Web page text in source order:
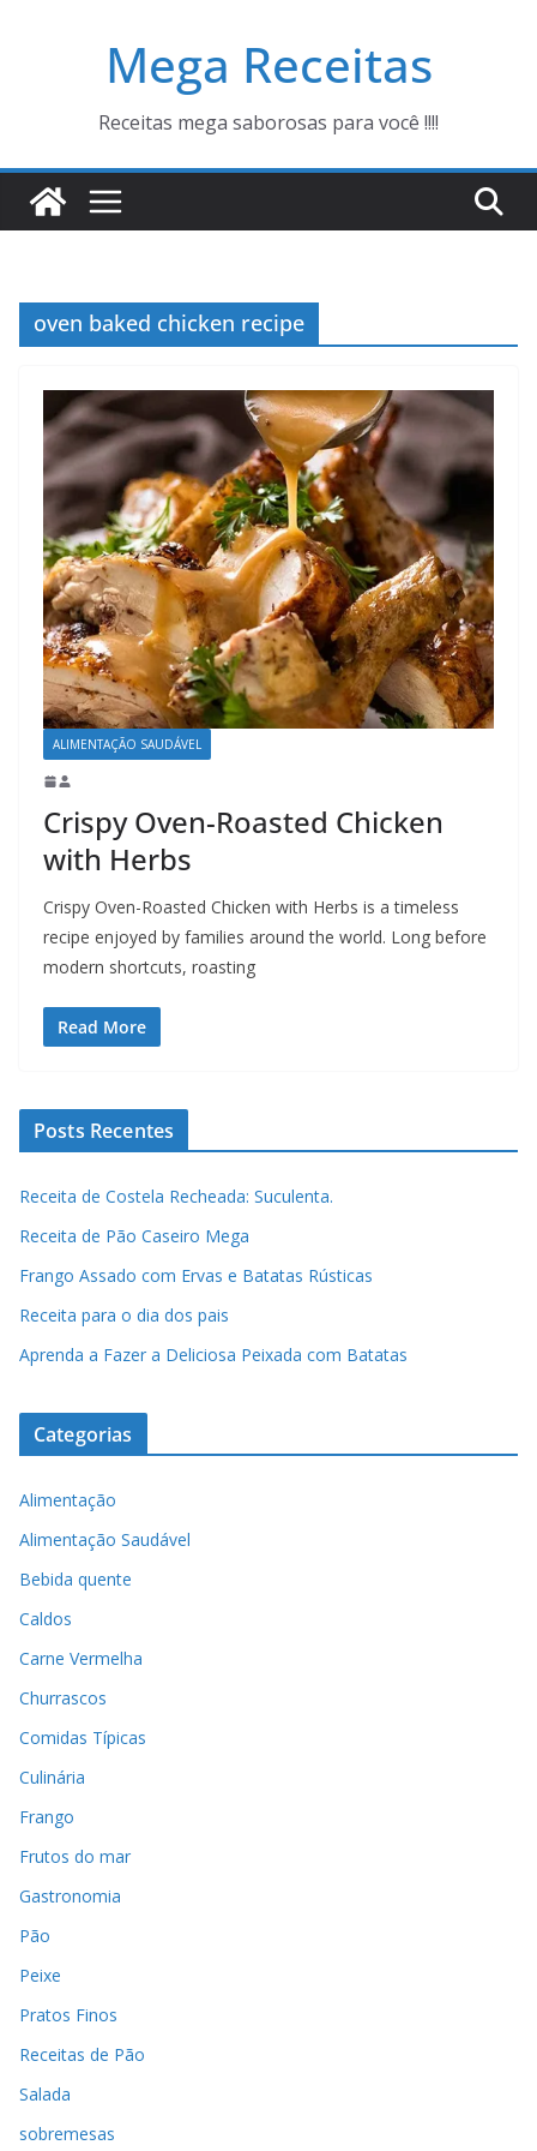
Mega Receitas
Receitas mega saborosas para você !!!!
oven baked chicken recipe
ALIMENTAÇÃO SAUDÁVEL
Crispy Oven-Roasted Chicken
with Herbs
Crispy Oven-Roasted Chicken with Herbs is a timeless
recipe enjoyed by families around the world. Long before
modern shortcuts, roasting
Read More
Posts Recentes
Receita de Costela Recheada: Suculenta.
Receita de Pão Caseiro Mega
Frango Assado com Ervas e Batatas Rústicas
Receita para o dia dos pais
Aprenda a Fazer a Deliciosa Peixada com Batatas
Categorias
Alimentação
Alimentação Saudável
Bebida quente
Caldos
Carne Vermelha
Churrascos
Comidas Típicas
Culinária
Frango
Frutos do mar
Gastronomia
Pão
Peixe
Pratos Finos
Receitas de Pão
Salada
sobremesas